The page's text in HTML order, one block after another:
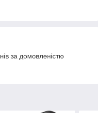
за домовленістю